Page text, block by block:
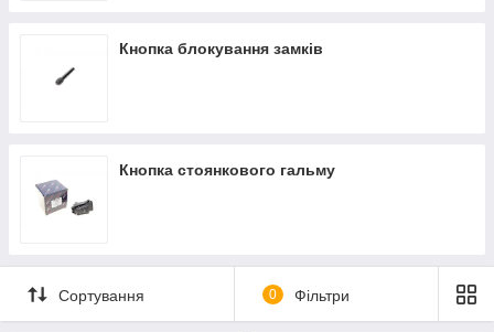
Кнопка блокування замків
Кнопка стоянкового гальму
Сортування 0 Фільтри